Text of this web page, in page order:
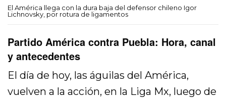
El América llega con la dura baja del defensor chileno Igor
Lichnovsky, por rotura de ligamentos
Partido América contra Puebla: Hora, canal
y antecedentes
El día de hoy, las águilas del América,
vuelven a la acción, en la Liga Mx, luego de